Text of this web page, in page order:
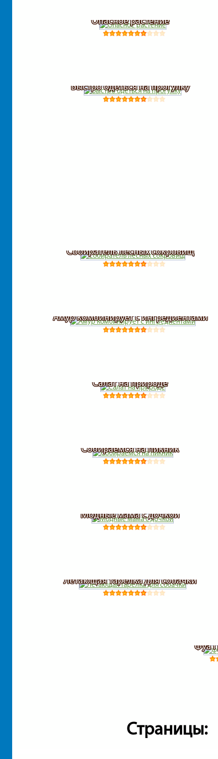
Опасное растение
Быстро одеться на прогулку
Собиратель лесных сокровищ
Амур комбинирует с ингредиентами
Салат на природе
Собираемся на пикник
Модные мама с дочкой
Летающая тарелка для собачки
Фуа
Страницы: